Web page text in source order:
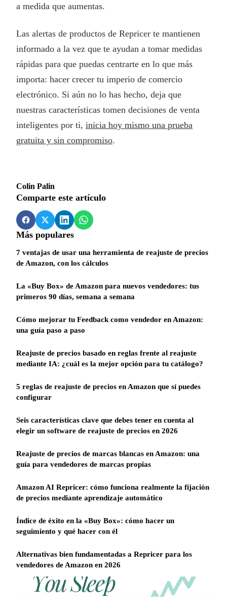
a medida que aumentas.
Las alertas de productos de Repricer te mantienen
informado a la vez que te ayudan a tomar medidas
rápidas para que puedas centrarte en lo que más
importa: hacer crecer tu imperio de comercio
electrónico. Si aún no lo has hecho, deja que
nuestras características tomen decisiones de venta
inteligentes por ti, inicia hoy mismo una prueba
gratuita y sin compromiso.
Colin Palin
Comparte este artículo
Más populares
7 ventajas de usar una herramienta de reajuste de precios
de Amazon, con los cálculos
La «Buy Box» de Amazon para nuevos vendedores: tus
primeros 90 días, semana a semana
Cómo mejorar tu Feedback como vendedor en Amazon:
una guía paso a paso
Reajuste de precios basado en reglas frente al reajuste
mediante IA: ¿cuál es la mejor opción para tu catálogo?
5 reglas de reajuste de precios en Amazon que sí puedes
configurar
Seis características clave que debes tener en cuenta al
elegir un software de reajuste de precios en 2026
Reajuste de precios de marcas blancas en Amazon: una
guía para vendedores de marcas propias
Amazon AI Repricer: cómo funciona realmente la fijación
de precios mediante aprendizaje automático
Índice de éxito en la «Buy Box»: cómo hacer un
seguimiento y qué hacer con él
Alternativas bien fundamentadas a Repricer para los
vendedores de Amazon en 2026
REPRICER
Win
Your